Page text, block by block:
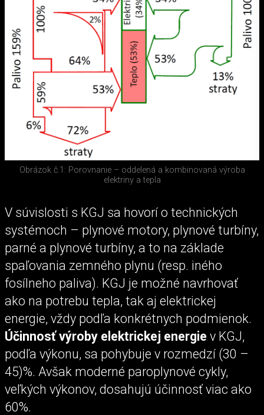
Obrázok č.1: Porovnanie – oddelená a kombinovaná výroba
elektriny a tepla
V súvislosti s KGJ sa hovorí o technických
systémoch – plynové motory, plynové turbíny,
parné a plynové turbíny, a to na základe
spaľovania zemného plynu (resp. iného
fosílneho paliva). KGJ je možné navrhovať
ako na potrebu tepla, tak aj elektrickej
energie, vždy podľa konkrétnych podmienok.
Účinnosť výroby elektrickej energie v KGJ,
podľa výkonu, sa pohybuje v rozmedzí (30 –
45)%. Avšak moderné paroplynové cykly,
veľkých výkonov, dosahujú účinnosť viac ako
60%.